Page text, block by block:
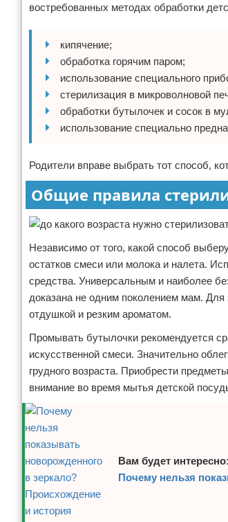
востребованных методах обработки
кипячение;
обработка горячим паром;
использование специального
стерилизация в микроволновой
обработки бутылочек и сосок в
использование специально
Родители вправе выбрать тот способ,
Общие правила
Независимо от того, какой способ
остатков смеси или молока и налета.
средства. Универсальным и наиболее
доказана не одним поколением мам.
отдушкой и резким ароматом.
Промывать бутылочки рекомендуется
искусственной смеси. Значительно
грудного возраста. Приобрести
внимание во время мытья детской
Вам будет интересно:
Почему нельзя